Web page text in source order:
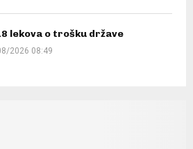
lekova o trošku države
2026 08:49